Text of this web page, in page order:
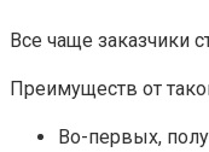
Все чаще заказчики
Преимуществ от
Во-первых,